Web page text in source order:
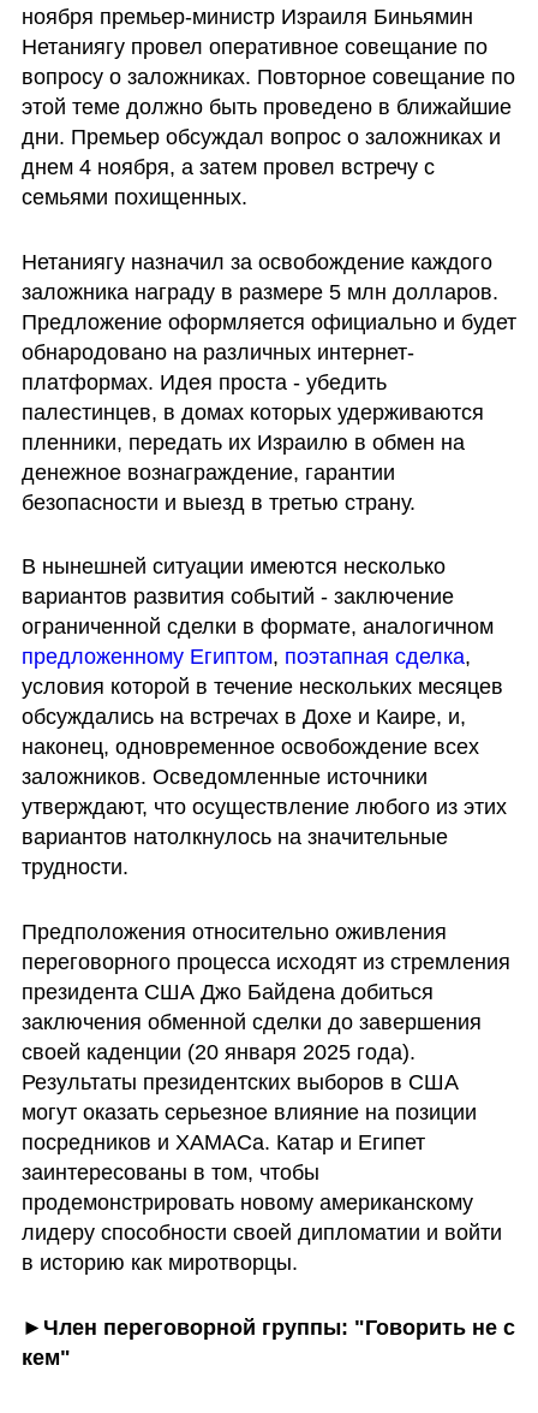
ноября премьер-министр Израиля Биньямин
Нетаниягу провел оперативное совещание по
вопросу о заложниках. Повторное совещание по
этой теме должно быть проведено в ближайшие
дни. Премьер обсуждал вопрос о заложниках и
днем 4 ноября, а затем провел встречу с
семьями похищенных.
Нетаниягу назначил за освобождение каждого
заложника награду в размере 5 млн долларов.
Предложение оформляется официально и будет
обнародовано на различных интернет-
платформах. Идея проста - убедить
палестинцев, в домах которых удерживаются
пленники, передать их Израилю в обмен на
денежное вознаграждение, гарантии
безопасности и выезд в третью страну.
В нынешней ситуации имеются несколько
вариантов развития событий - заключение
ограниченной сделки в формате, аналогичном
предложенному Египтом, поэтапная сделка,
условия которой в течение нескольких месяцев
обсуждались на встречах в Дохе и Каире, и,
наконец, одновременное освобождение всех
заложников. Осведомленные источники
утверждают, что осуществление любого из этих
вариантов натолкнулось на значительные
трудности.
Предположения относительно оживления
переговорного процесса исходят из стремления
президента США Джо Байдена добиться
заключения обменной сделки до завершения
своей каденции (20 января 2025 года).
Результаты президентских выборов в США
могут оказать серьезное влияние на позиции
посредников и ХАМАСа. Катар и Египет
заинтересованы в том, чтобы
продемонстрировать новому американскому
лидеру способности своей дипломатии и войти
в историю как миротворцы.
►Член переговорной группы: "Говорить не с
кем"